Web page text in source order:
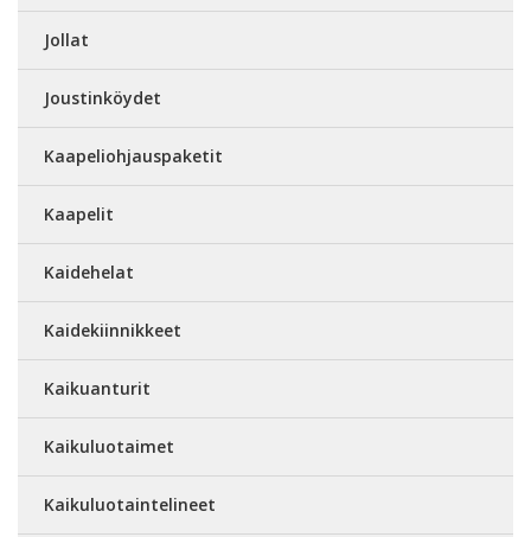
Jollat
Joustinköydet
Kaapeliohjauspaketit
Kaapelit
Kaidehelat
Kaidekiinnikkeet
Kaikuanturit
Kaikuluotaimet
Kaikuluotaintelineet